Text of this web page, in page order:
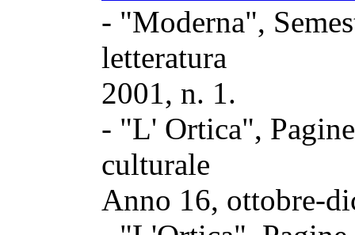
- "Moderna",
letteratura
2001, n. 1.
- "L' Ortica",
culturale
Anno 16, ottobre-